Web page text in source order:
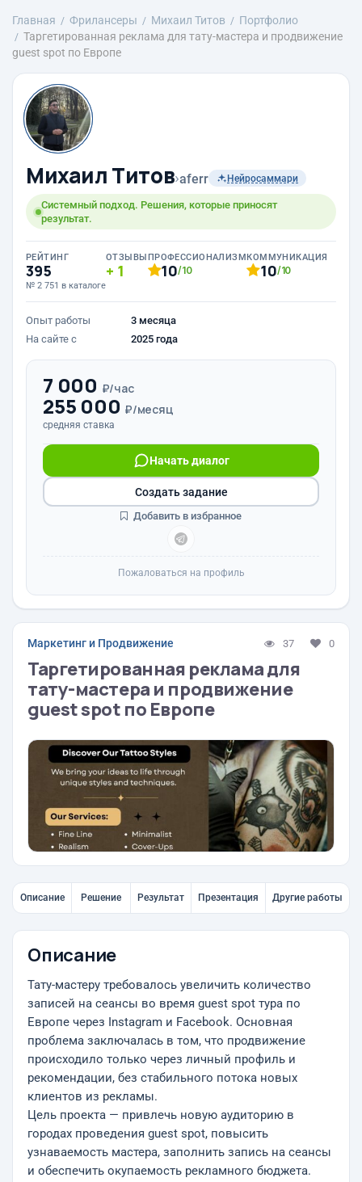
Главная Фрилансеры Михаил Титов
Портфолио
Таргетированная реклама для тату-мастера и продвижение
guest spot по Европе
Михаил Титов›aferr Нейросаммари
Системный подход. Решения, которые приносят
результат.
РЕЙТИНГ
395
№ 2 751 в каталоге
ОТЗЫВЫ
1
ПРОФЕССИОНАЛИЗМ
10/10
КОММУНИКАЦИЯ
10/10
Опыт работы
3 месяца
На сайте с
2025 года
7 000 ₽/час
255 000 ₽/месяц
средняя ставка
Начать диалог
Создать задание
Добавить в избранное
Пожаловаться на профиль
Маркетинг и Продвижение 37 0
Таргетированная реклама для
тату-мастера и продвижение
guest spot по Европе
Описание Решение Результат Презентация Другие работы
Описание
Тату-мастеру требовалось увеличить количество
записей на сеансы во время guest spot тура по
Европе через Instagram и Facebook. Основная
проблема заключалась в том, что продвижение
происходило только через личный профиль и
рекомендации, без стабильного потока новых
клиентов из рекламы.
Цель проекта — привлечь новую аудиторию в
городах проведения guest spot, повысить
узнаваемость мастера, заполнить запись на сеансы
и обеспечить окупаемость рекламного бюджета.